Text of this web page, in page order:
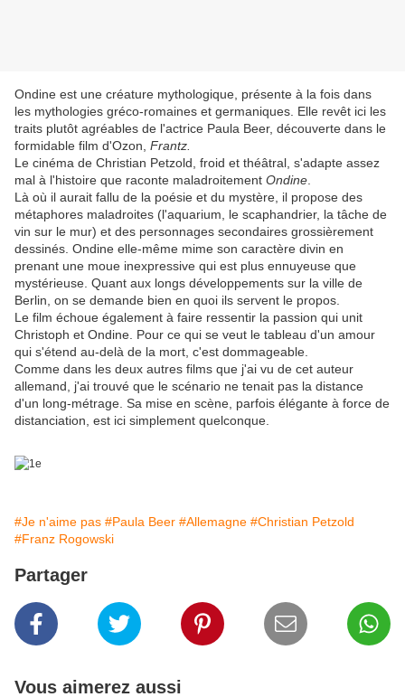
Ondine est une créature mythologique, présente à la fois dans
les mythologies gréco-romaines et germaniques. Elle revêt ici les
traits plutôt agréables de l'actrice Paula Beer, découverte dans le
formidable film d'Ozon, Frantz.
Le cinéma de Christian Petzold, froid et théâtral, s'adapte assez
mal à l'histoire que raconte maladroitement Ondine
Là où il aurait fallu de la poésie et du mystère, il propose des
métaphores maladroites (l'aquarium, le scaphandrier, la tâche de
vin sur le mur) et des personnages secondaires grossièrement
dessinés. Ondine elle-même mime son caractère divin en
prenant une moue inexpressive qui est plus ennuyeuse que
mystérieuse. Quant aux longs développements sur la ville de
Berlin, on se demande bien en quoi ils servent le propos.
Le film échoue également à faire ressentir la passion qui unit
Christoph et Ondine. Pour ce qui se veut le tableau d'un amour
qui s'étend au-delà de la mort, c'est dommageable.
Comme dans les deux autres films que j'ai vu de cet auteur
allemand, j'ai trouvé que le scénario ne tenait pas la distance
d'un long-métrage. Sa mise en scène, parfois élégante à force de
distanciation, est ici simplement quelconque.
#Je n'aime pas #Paula Beer #Allemagne #Christian Petzold
#Franz Rogowski
Partager
Vous aimerez aussi